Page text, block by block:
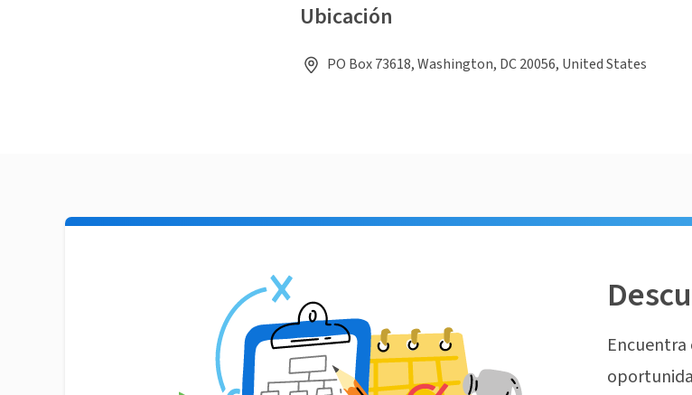
Ubicación
PO Box 73618, Washington, DC 20056, United States